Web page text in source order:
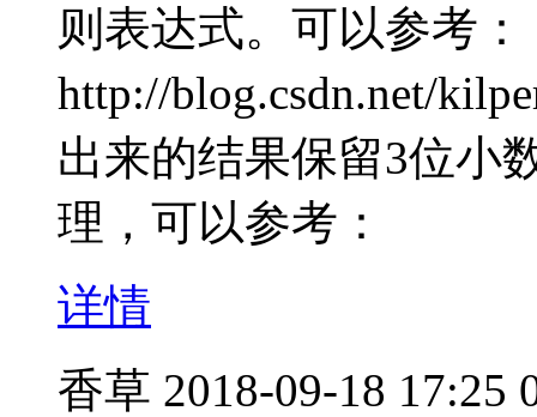
则表达式。可以参考：
http://blog.csdn.net/
出来的结果保留3位小
理，可以参考：
详情
香草 2018-09-18 17:25